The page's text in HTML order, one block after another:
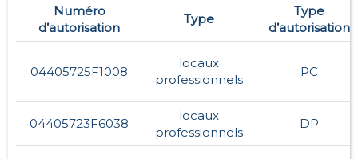
Numéro
d’autorisation
Type
Type
d’autorisation
04405725F1008
locaux
professionnels
PC
04405723F6038
locaux
professionnels
DP